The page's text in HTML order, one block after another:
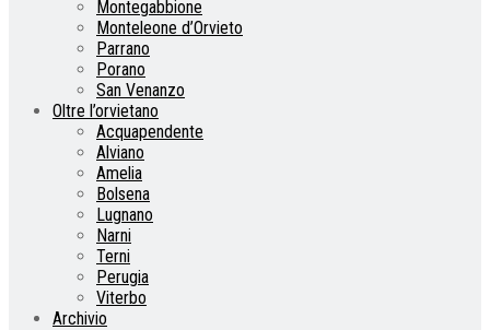
Montegabbione
Monteleone d’Orvieto
Parrano
Porano
San Venanzo
Oltre l’orvietano
Acquapendente
Alviano
Amelia
Bolsena
Lugnano
Narni
Terni
Perugia
Viterbo
Archivio